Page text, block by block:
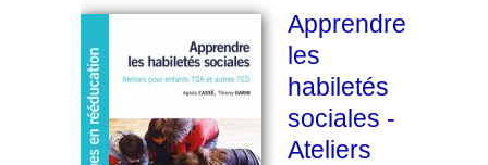
Apprendre
les
habiletés
sociales -
Ateliers